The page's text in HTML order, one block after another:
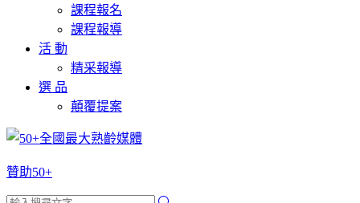
課程報名
課程報導
活 動
精采報導
選 品
顛覆提案
贊助50+